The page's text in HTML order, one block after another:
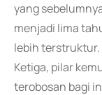
yang
menjadi lima
lebih terstruktur.
Ketiga, pilar
terobosan bagi